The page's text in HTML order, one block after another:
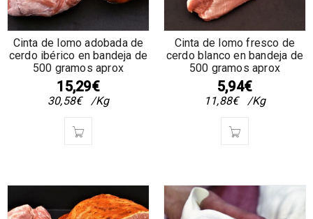
Cinta de lomo adobada de
cerdo ibérico en bandeja de
500 gramos aprox
15,29€
30,58€ /Kg
Cinta de lomo fresco de
cerdo blanco en bandeja de
500 gramos aprox
5,94€
11,88€ /Kg